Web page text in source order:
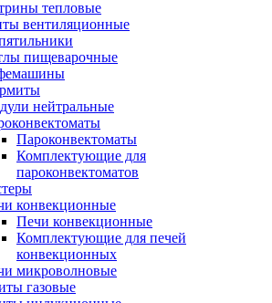
тепловые
вентиляционные
пищеварочные
нейтральные
Пароконвектоматы
Комплектующие для
пароконвектоматов
конвекционные
Печи конвекционные
Комплектующие для печей
конвекционных
микроволновые
газовые